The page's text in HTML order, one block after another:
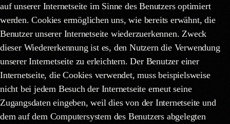
auf unserer Internetseite im Sinne des Benutzers optimiert
werden. Cookies ermöglichen uns, wie bereits erwähnt, die
Benutzer unserer Internetseite wiederzuerkennen. Zweck
dieser Wiedererkennung ist es, den Nutzern die Verwendung
unserer Internetseite zu erleichtern. Der Benutzer einer
Internetseite, die Cookies verwendet, muss beispielsweise
nicht bei jedem Besuch der Internetseite erneut seine
Zugangsdaten eingeben, weil dies von der Internetseite und
dem auf dem Computersystem des Benutzers abgelegten